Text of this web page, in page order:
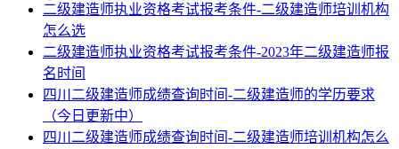
二级建造师执业资格考试报考条件-二级建造师培训机构
怎么选
二级建造师执业资格考试报考条件-2023年二级建造师报
名时间
四川二级建造师成绩查询时间-二级建造师的学历要求
（今日更新中）
四川二级建造师成绩查询时间-二级建造师培训机构怎么